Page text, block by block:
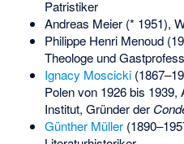
Patristiker
Andreas Meier(* 1951),
Philippe Henri Menoud
Theologe und
Ignacy Moscicki
Polen von 1926 bis
Institut, Gründer der
Günther Müller